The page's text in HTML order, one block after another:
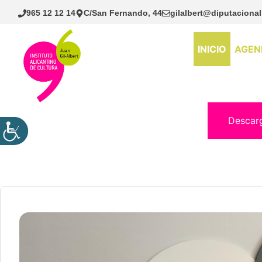
Saltar
965 12 12 14 C/San Fernando, 44
INICIO